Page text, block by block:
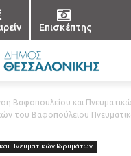
Επισκέπτης
Βαφοπουλείου και
του Βαφοπούλειου
Πνευματικών Ιδρυμάτων